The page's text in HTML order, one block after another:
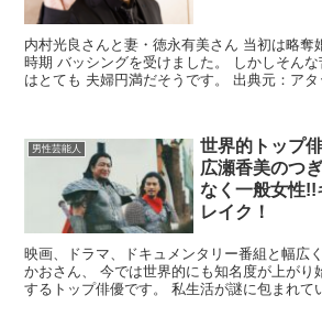
内村光良さんと妻・徳永有美さん 当初は略奪
時期 バッシングを受けました。 しかしそん
はとても 夫婦円満だそうです。 出典元：アタック３５ 今回はウッチ
男性芸能人
世界的トップ
広瀬香美のつ
なく一般女性!!
レイク！
映画、ドラマ、ドキュメンタリー番組と幅広
かおさん、 今では世界的にも知名度が上がり
するトップ俳優です。 私生活が謎に包まれて